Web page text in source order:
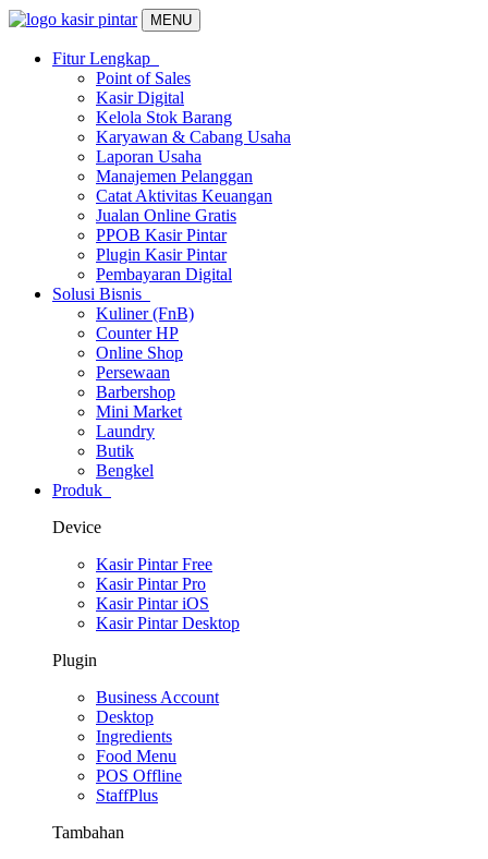
MENU
Fitur Lengkap
Point of Sales
Kasir Digital
Kelola Stok Barang
Karyawan & Cabang Usaha
Laporan Usaha
Manajemen Pelanggan
Catat Aktivitas Keuangan
Jualan Online Gratis
PPOB Kasir Pintar
Plugin Kasir Pintar
Pembayaran Digital
Solusi Bisnis
Kuliner (FnB)
Counter HP
Online Shop
Persewaan
Barbershop
Mini Market
Laundry
Butik
Bengkel
Produk
Device
Kasir Pintar Free
Kasir Pintar Pro
Kasir Pintar iOS
Kasir Pintar Desktop
Plugin
Business Account
Desktop
Ingredients
Food Menu
POS Offline
StaffPlus
Tambahan